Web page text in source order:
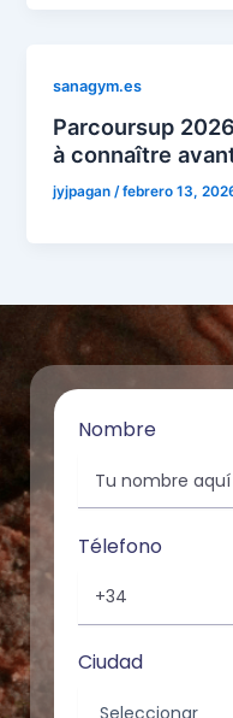
sanagym.es
Parcoursup
à connaître
jyjpagan/febrero 13,
Nombre
Télefono
Ciudad